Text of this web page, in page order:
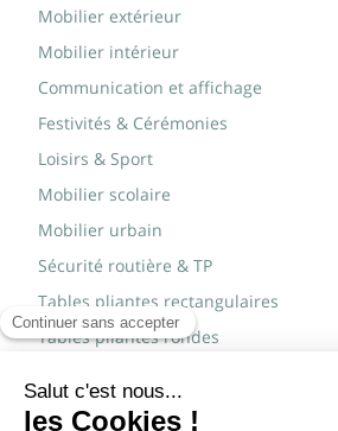
Mobilier extérieur
Mobilier intérieur
Communication et affichage
Festivités & Cérémonies
Loisirs & Sport
Mobilier scolaire
Mobilier urbain
Sécurité routière & TP
Tables pliantes rectangulaires
Tables pliantes rondes
Marques